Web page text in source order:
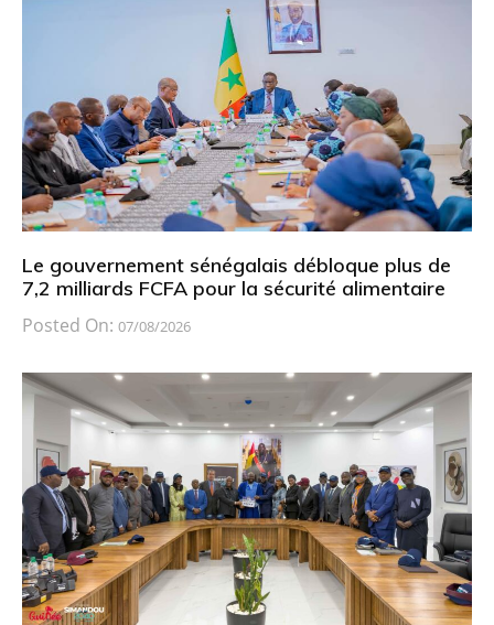
Le gouvernement sénégalais débloque plus de
7,2 milliards FCFA pour la sécurité alimentaire
Posted On: 07/08/2026